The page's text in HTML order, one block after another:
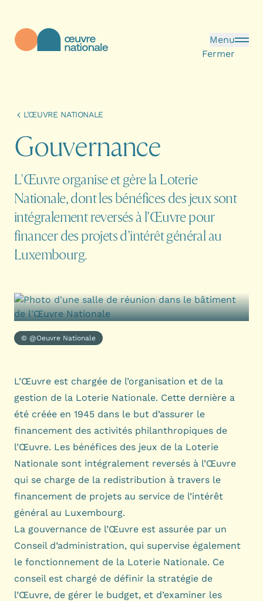
Menu
Fermer
L'ŒUVRE NATIONALE
Gouvernance
L'Œuvre organise et gère la Loterie
Nationale, dont les bénéfices des jeux sont
intégralement reversés à l’Œuvre pour
financer des projets d’intérêt général au
Luxembourg.
© @Oeuvre Nationale
L’Œuvre est chargée de l’organisation et de la
gestion de la Loterie Nationale. Cette dernière a
été créée en 1945 dans le but d’assurer le
financement des activités philanthropiques de
l’Œuvre. Les bénéfices des jeux de la Loterie
Nationale sont intégralement reversés à l’Œuvre
qui se charge de la redistribution à travers le
financement de projets au service de l’intérêt
général au Luxembourg.
La gouvernance de l’Œuvre est assurée par un
Conseil d’administration, qui supervise également
le fonctionnement de la Loterie Nationale. Ce
conseil est chargé de définir la stratégie de
l’Œuvre, de gérer le budget, et d’examiner les